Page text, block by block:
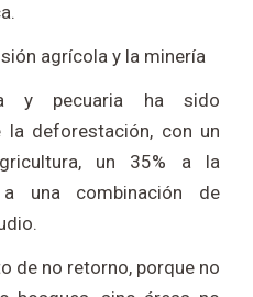
agrícola y la minería
y pecuaria ha sido
la deforestación, con un
un 35% a la
una combinación de
de no retorno, porque no